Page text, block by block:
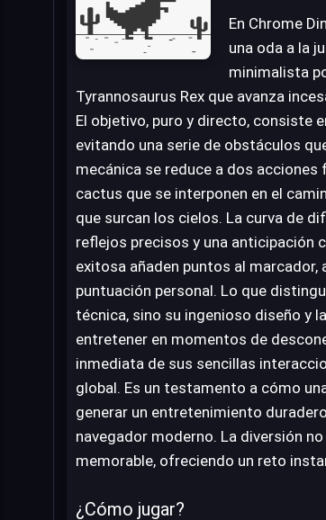
En Chrome
una oda a la
minimalista
Tyrannosaurus Rex que avanza
El objetivo, puro y directo, consiste
evitando una serie de obstáculos
mecánica se reduce a dos
cactus que se interponen en el
que surcan los cielos. La curva de
reflejos precisos y una anticipación
exitosa añaden puntos al
puntuación personal. Lo que
técnica, sino su ingenioso diseño y
entretener en momentos de
inmediata de sus sencillas
global. Es un testamento a cómo
generar un entretenimiento
navegador moderno. La diversión
memorable, ofreciendo un reto
¿Cómo jugar?